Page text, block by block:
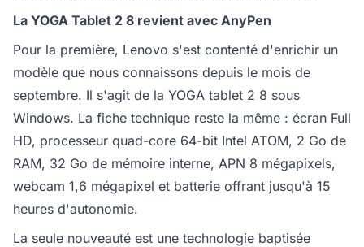
La YOGA Tablet 2 8 revient avec AnyPen
Pour la première, Lenovo s'est contenté d'enrichir un
modèle que nous connaissons depuis le mois de
septembre. Il s'agit de la YOGA tablet 2 8 sous
Windows. La fiche technique reste la même : écran Full
HD, processeur quad-core 64-bit Intel ATOM, 2 Go de
RAM, 32 Go de mémoire interne, APN 8 mégapixels,
webcam 1,6 mégapixel et batterie offrant jusqu'à 15
heures d'autonomie.
La seule nouveauté est une technologie baptisée